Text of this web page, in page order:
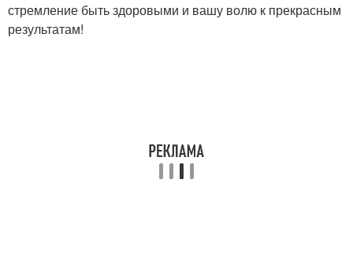
стремление быть здоровыми и вашу волю к прекрасным
результатам!